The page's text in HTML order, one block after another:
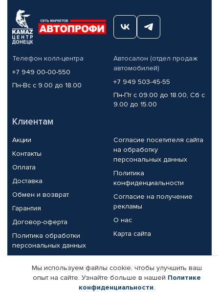
Телефон колл-центра
+7 949 00-00-550
Пн-Вс с 9.00 до 18.00
Автосалон (отдел продаж
автомобилей)
+7 949 503-45-55
Пн-Пт с 09.00 до 18.00, Сб с
9.00 до 15.00
Клиентам
Акции
Контакты
Оплата
Доставка
Обмен и возврат
Гарантия
Договор-оферта
Политика обработки
персональных данных
Согласие посетителя сайта
на обработку
персональных данных
Политика
конфиденциальности
Согласие на получение
рекламы
О нас
Карта сайта
Партнерам
Корпоративным клиентам Реквизиты компании
Мы используем файлы cookie, чтобы улучшить ваш
опыт на сайте. Узнайте больше в нашей Политике
конфиденциальности.